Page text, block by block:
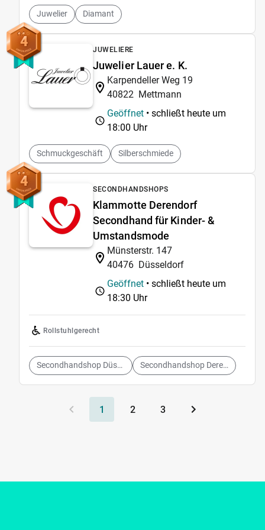
Juwelier Diamant
4 JUWELIERE
Juwelier Lauer e. K.
Karpendeller Weg 19
40822 Mettmann
Geöffnet • schließt heute um
18:00 Uhr
Schmuckgeschäft Silberschmiede
4 SECONDHANDSHOPS
Klammotte Derendorf
Secondhand für Kinder- &
Umstandsmode
Münsterstr. 147
40476 Düsseldorf
Geöffnet • schließt heute um
18:30 Uhr
Rollstuhlgerecht
Secondhandshop Düsseldorf Secondhandshop Derendorf
1 2 3